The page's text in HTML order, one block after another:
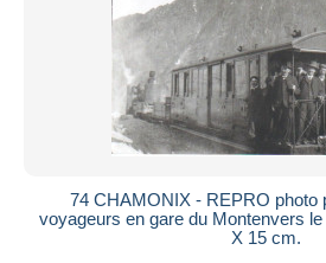
74 CHAMONIX - REPRO photo
voyageurs en gare du Montenvers
X 15 cm.